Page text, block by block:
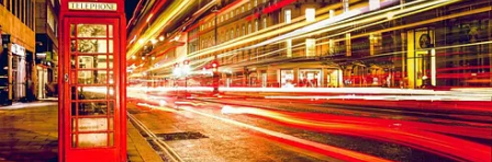
CONCORSI
EVENTI
VIDEO